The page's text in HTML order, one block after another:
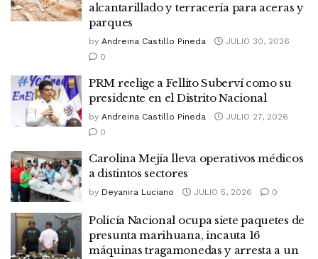
alcantarillado y terracería para aceras y
parques
by Andreina Castillo Pineda
JULIO 30, 2026
0
PRM reelige a Fellito Suberví como su
presidente en el Distrito Nacional
by Andreina Castillo Pineda
JULIO 27, 2026
0
Carolina Mejía lleva operativos médicos
a distintos sectores
by Deyanira Luciano JULIO 5, 2026 0
Policía Nacional ocupa siete paquetes de
presunta marihuana, incauta 16
máquinas tragamonedas y arresta a un